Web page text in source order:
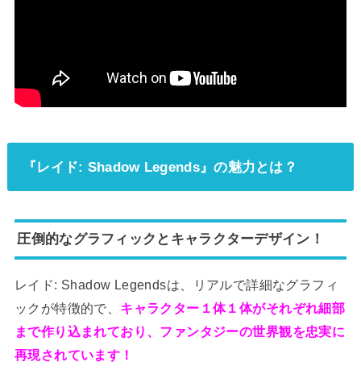
『レイド: Shadow Legends』の魅力とは？
圧倒的なグラフィックとキャラクターデザイン！
レイド: Shadow Legendsは、リアルで詳細なグラフィ
ックが特徴的で、 キャラクター１体１体がそれぞれ細部
まで作り込まれており、ファンタジーの世界観を忠実に
再現されています！